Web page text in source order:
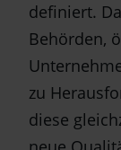
definiert.
Behörden,
zu
diese